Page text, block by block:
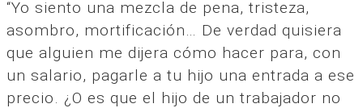
“Yo siento una mezcla de pena, tristeza,
asombro, mortificación… De verdad quisiera
que alguien me dijera cómo hacer para, con
un salario, pagarle a tu hijo una entrada a ese
precio. ¿O es que el hijo de un trabajador no